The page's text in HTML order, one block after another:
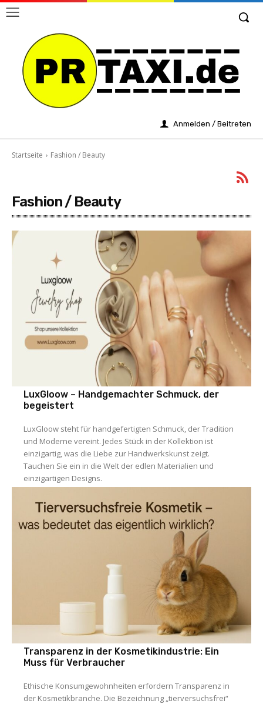
Anmelden / Beitreten
Startseite Fashion / Beauty
Fashion / Beauty
LuxGloow – Handgemachter Schmuck, der
begeistert
LuxGloow steht für handgefertigten Schmuck, der Tradition
und Moderne vereint. Jedes Stück in der Kollektion ist
einzigartig, was die Liebe zur Handwerkskunst zeigt.
Tauchen Sie ein in die Welt der edlen Materialien und
einzigartigen Designs.
Transparenz in der Kosmetikindustrie: Ein
Muss für Verbraucher
Ethische Konsumgewohnheiten erfordern Transparenz in
der Kosmetikbranche. Die Bezeichnung „tierversuchsfrei“